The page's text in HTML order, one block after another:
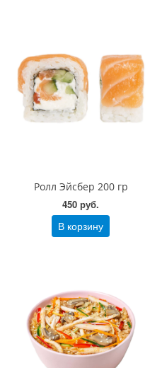
Ролл Эйсбер 200 гр
450 руб.
В корзину